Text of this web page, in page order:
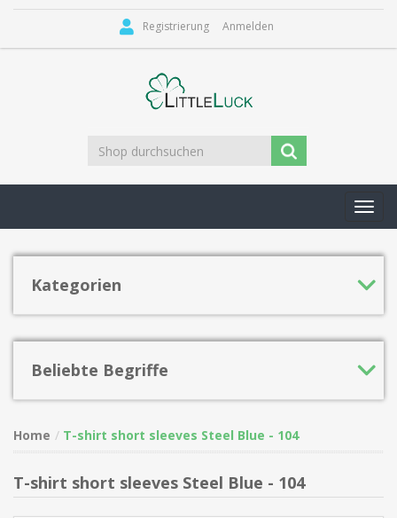
Registrierung Anmelden
Kategorien
Beliebte Begriffe
Home T-shirt short sleeves Steel Blue - 104
T-shirt short sleeves Steel Blue - 104